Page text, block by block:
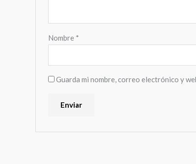
Nombre *
Guarda mi nombre, correo electrónico y